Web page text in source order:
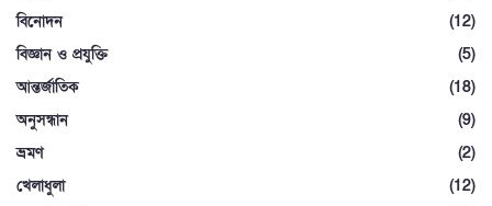
বিনোদন
(12)
বিজ্ঞান ও প্রযুক্তি
(5)
আন্তর্জাতিক
(18)
অনুসন্ধান
(9)
ভ্রমণ
(2)
খেলাধুলা
(12)